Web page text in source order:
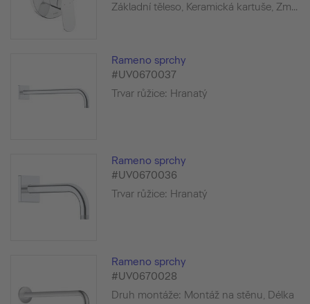
Základní těleso, Keramická kartuše, Zm...
Rameno sprchy
#UV0670037
Trvar růžice: Hranatý
Rameno sprchy
#UV0670036
Trvar růžice: Hranatý
Rameno sprchy
#UV0670028
Druh montáže: Montáž na stěnu, Délka